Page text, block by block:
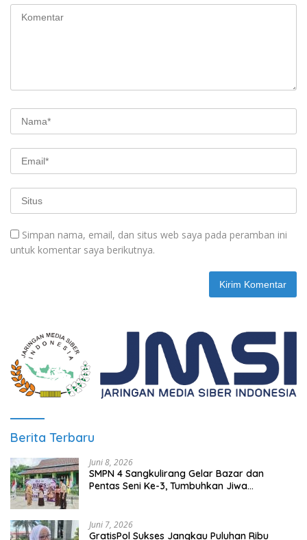
Simpan nama, email, dan situs web saya pada peramban ini
untuk komentar saya berikutnya.
Berita Terbaru
Juni 8, 2026
SMPN 4 Sangkulirang Gelar Bazar dan
Pentas Seni Ke-3, Tumbuhkan Jiwa
Juni 7, 2026
GratisPol Sukses Jangkau Puluhan Ribu